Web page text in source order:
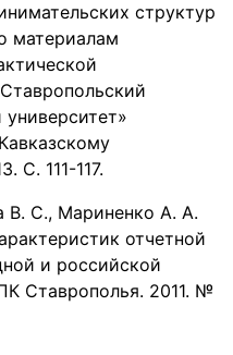
структур
материалам
С. 111-117.
В. С., Мариненко А. А.
отчетной
и российской
Ставрополья. 2011. №